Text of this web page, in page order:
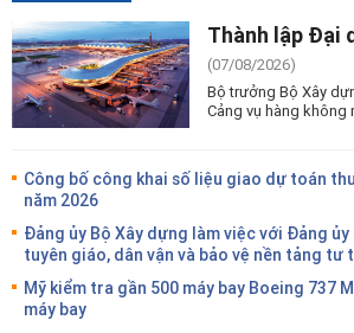
Thành lập Đại
(07/08/2026)
Bộ trưởng Bộ Xây
Cảng vụ hàng không
Công bố công khai số liệu giao dự toán
năm 2026
Đảng ủy Bộ Xây dựng làm việc với Đảng
tuyên giáo, dân vận và bảo vệ nền tảng tư
Mỹ kiểm tra gần 500 máy bay Boeing 737
máy bay